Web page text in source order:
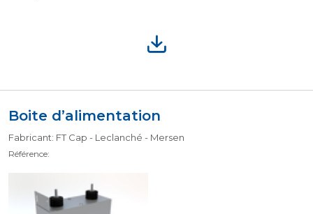
Boite d’alimentation
Fabricant: FT Cap - Leclanché - Mersen
Référence: